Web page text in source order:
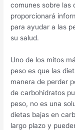
comunes sobre las
proporcionará
para ayudar a las
su salud.
Uno de los mitos
peso es que las
manera de perder
de carbohidratos
peso, no es una
dietas bajas en
largo plazo y